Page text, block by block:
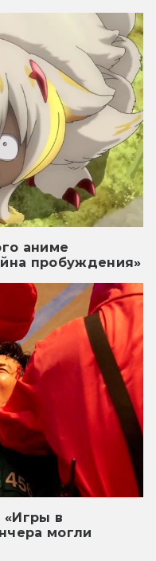
аниме
пробуждения»
в
могли